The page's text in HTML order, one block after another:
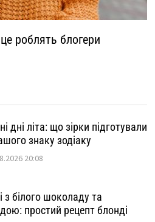
роблять блогери
дні літа: що зірки підготували
знаку зодіаку
20:08
з білого шоколаду та
простий рецепт блонді